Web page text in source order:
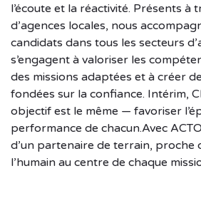
l’écoute et la réactivité. Présents à
d’agences locales, nous
candidats dans tous les secteurs
s’engagent à valoriser les
des missions adaptées et à créer
fondées sur la confiance. Intérim,
objectif est le même — favoriser
performance de chacun.Avec
d’un partenaire de terrain, proche
l’humain au centre de chaque